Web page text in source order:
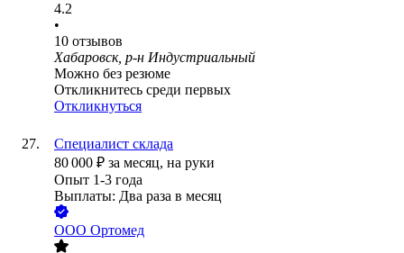
4.2
•
10 отзывов
Хабаровск, р-н Индустриальный
Можно без резюме
Откликнитесь среди первых
Откликнуться
Специалист склада
80 000 ₽ за месяц, на руки
Опыт 1-3 года
Выплаты: Два раза в месяц
ООО Ортомед